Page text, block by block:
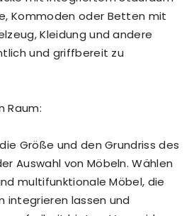
Kommoden oder Betten mit
Kleidung und andere
und griffbereit zu
Raum:
Größe und den Grundriss des
Auswahl von Möbeln. Wählen
multifunktionale Möbel, die
integrieren lassen und